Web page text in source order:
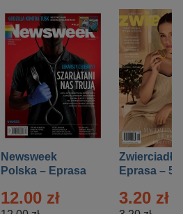
Newsweek
Polska – Eprasa
12.00 zł
Zwierciadło
Eprasa – 5/
3.20 zł